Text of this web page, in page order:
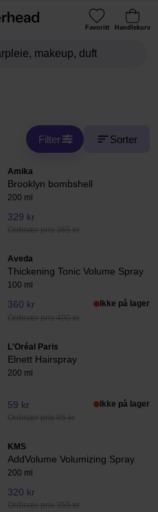
Favoritt Handlekurv
Filter Sorter
Amika
Brooklyn bombshell
200 ml
329 kr
Ordinær pris 365 kr
Aveda
Thickening Tonic Volume Spray
100 ml
360 kr
Ordinær pris 400 kr
Ikke på lager
L'Oréal Paris
Elnett Hairspray
200 ml
59 kr
Ordinær pris 65 kr
Ikke på lager
KMS
AddVolume Volumizing Spray
200 ml
320 kr
Ordinær pris 355 kr